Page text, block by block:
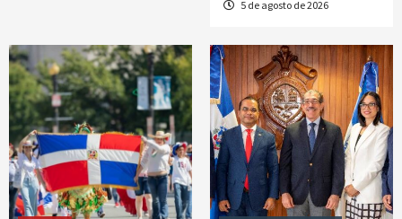
5 de agosto de 2026